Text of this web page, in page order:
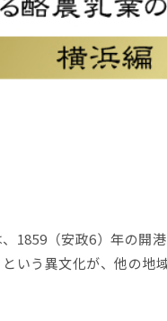
1859（安政6）年の開
いう異文化が、他の